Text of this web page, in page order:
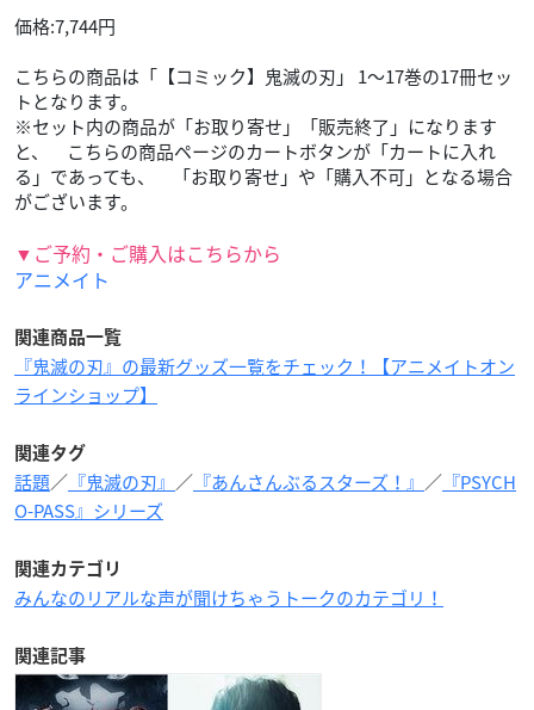
価格:7,744円
こちらの商品は「【コミック】鬼滅の刃」 1～17巻の17冊セッ
トとなります。
※セット内の商品が「お取り寄せ」「販売終了」になります
と、 こちらの商品ページのカートボタンが「カートに入れ
る」であっても、 「お取り寄せ」や「購入不可」となる場合
がございます。
▼ご予約・ご購入はこちらから
アニメイト
関連商品一覧
『鬼滅の刃』の最新グッズ一覧をチェック！【アニメイトオン
ラインショップ】
関連タグ
話題／ 『鬼滅の刃』 ／ 『あんさんぶるスターズ！』 ／ 『PSYCH
O-PASS』シリーズ
関連カテゴリ
みんなのリアルな声が聞けちゃうトークのカテゴリ！
関連記事